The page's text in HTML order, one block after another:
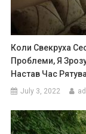
Коли Свекруха
Проблеми, Я
Настав Час
July 3, 2022